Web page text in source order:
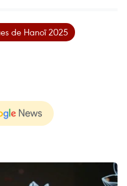
de Hanoï 2025